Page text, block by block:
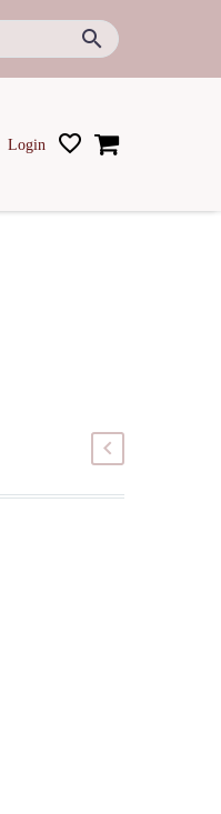
Login